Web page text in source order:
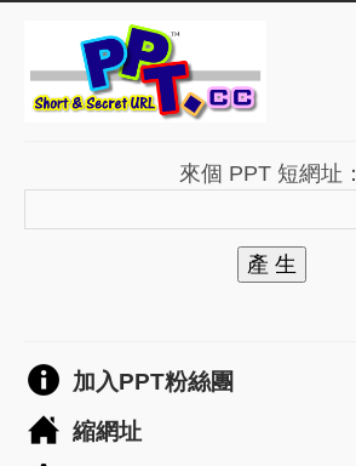
來個 PPT 短網址：
產 生
加入PPT粉絲團
縮網址